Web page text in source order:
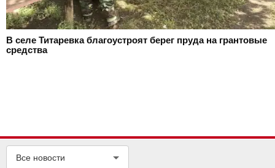
В селе Титаревка благоустроят берег пруда на грантовые
средства
Все новости